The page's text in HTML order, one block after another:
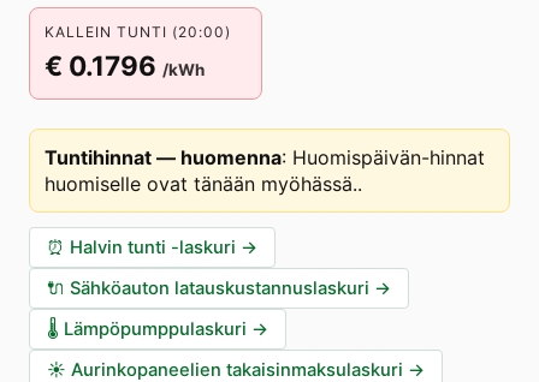
KALLEIN TUNTI (20:00)
€ 0.1796 /kWh
Tuntihinnat — huomenna: Huomispäivän-hinnat
huomiselle ovat tänään myöhässä..
⏰ Halvin tunti -laskuri →
🔌 Sähköauton latauskustannuslaskuri →
🌡️ Lämpöpumppulaskuri →
☀️ Aurinkopaneelien takaisinmaksulaskuri →